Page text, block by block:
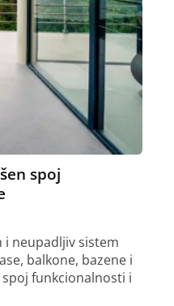
spoj
i neupadljiv sistem
balkone, bazene i
funkcionalnosti i